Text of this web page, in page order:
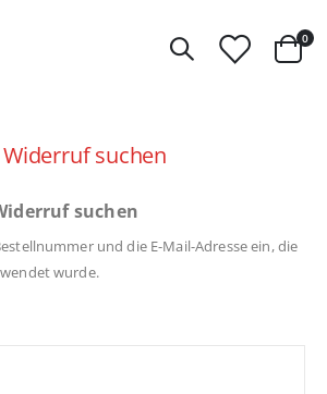
0
suchen
suchen
und die E-Mail-Adresse ein, die
wurde.